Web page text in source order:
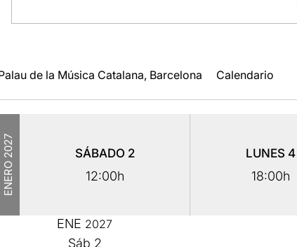
de la Música Catalana, Barcelona Calendario
ENERO
2027 SÁBADO 2
12:00h
LUNES4
18:00h
ENE 2027
Sáb 2